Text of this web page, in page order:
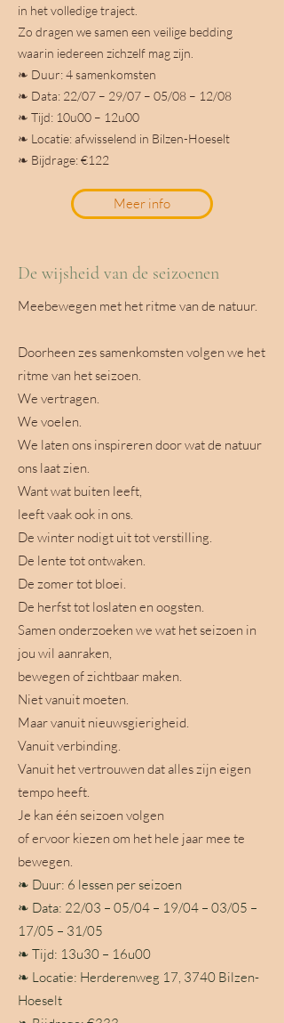
in het volledige traject.
Zo dragen we samen een veilige bedding
waarin iedereen zichzelf mag zijn.
❧ Duur: 4 samenkomsten
❧ Data: 22/07 – 29/07 – 05/08 – 12/08
❧ Tijd: 10u00 – 12u00
❧ Locatie: afwisselend in Bilzen-Hoeselt
❧ Bijdrage: €122
Meer info
De wijsheid van de seizoenen
Meebewegen met het ritme van de natuur.
Doorheen zes samenkomsten volgen we het
ritme van het seizoen.
We vertragen.
We voelen.
We laten ons inspireren door wat de natuur
ons laat zien.
Want wat buiten leeft,
leeft vaak ook in ons.
De winter nodigt uit tot verstilling.
De lente tot ontwaken.
De zomer tot bloei.
De herfst tot loslaten en oogsten.
Samen onderzoeken we wat het seizoen in
jou wil aanraken,
bewegen of zichtbaar maken.
Niet vanuit moeten.
Maar vanuit nieuwsgierigheid.
Vanuit verbinding.
Vanuit het vertrouwen dat alles zijn eigen
tempo heeft.
Je kan één seizoen volgen
of ervoor kiezen om het hele jaar mee te
bewegen.
❧ Duur: 6 lessen per seizoen
❧ Data: 22/03 – 05/04 – 19/04 – 03/05 –
17/05 – 31/05
❧ Tijd: 13u30 – 16u00
❧ Locatie: Herderenweg 17, 3740 Bilzen-
Hoeselt